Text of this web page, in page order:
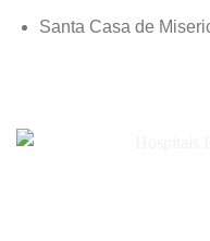
Santa Casa de